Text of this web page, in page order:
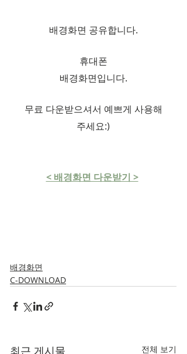
배경화면 공유합니다.
​휴대폰
배경화면입니다.
무료 다운받으셔서 예쁘게 사용해
주세요:)
< 배경화면 다운받기 >
배경화면
C-DOWNLOAD
최근 게시물 전체 보기